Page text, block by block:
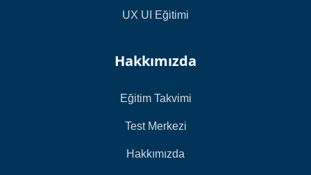
UX UI Eğitimi
Hakkımızda
Eğitim Takvimi
Test Merkezi
Hakkımızda